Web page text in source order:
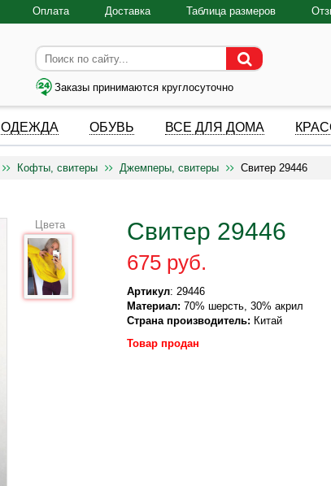
Оплата Доставка Таблица размеров
Заказы принимаются круглосуточно
ОДЕЖДА ОБУВЬ ВСЕ ДЛЯ ДОМА
Кофты, свитеры Джемперы, свитеры Свитер 29446
Свитер 29446
675 руб.
Артикул: 29446
Материал: 70% шерсть, 30% акрил
Страна производитель: Китай
Цвета
Товар продан